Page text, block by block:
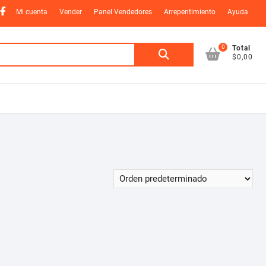
Facebook
Mi cuenta Vender Panel Vendedores Arrepentimiento Ayuda
Buscar
0
Total
$0,00